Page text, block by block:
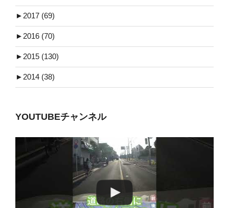
► 2017 (69)
► 2016 (70)
► 2015 (130)
► 2014 (38)
YOUTUBEチャンネル